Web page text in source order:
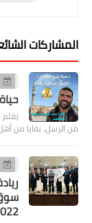
المشاركات
من الرسل، بقايا من